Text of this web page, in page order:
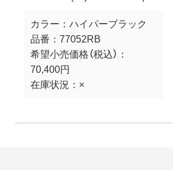
カラー： ハイパーブラック
品番： 77052RB
希望小売価格（税込）：
70,400円
在庫状況： ×